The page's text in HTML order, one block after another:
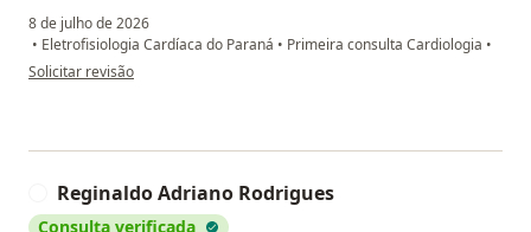
8 de julho de 2026
• Eletrofisiologia Cardíaca do Paraná • Primeira consulta Cardiologia •
na opinião do utilizador Viviane Rodrigues
Solicitar revisão
Reginaldo Adriano Rodrigues
Consulta verificada